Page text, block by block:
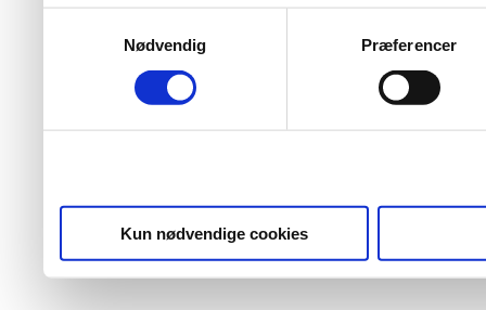
Nødvendig
Præferencer
Kun nødvendige cookies